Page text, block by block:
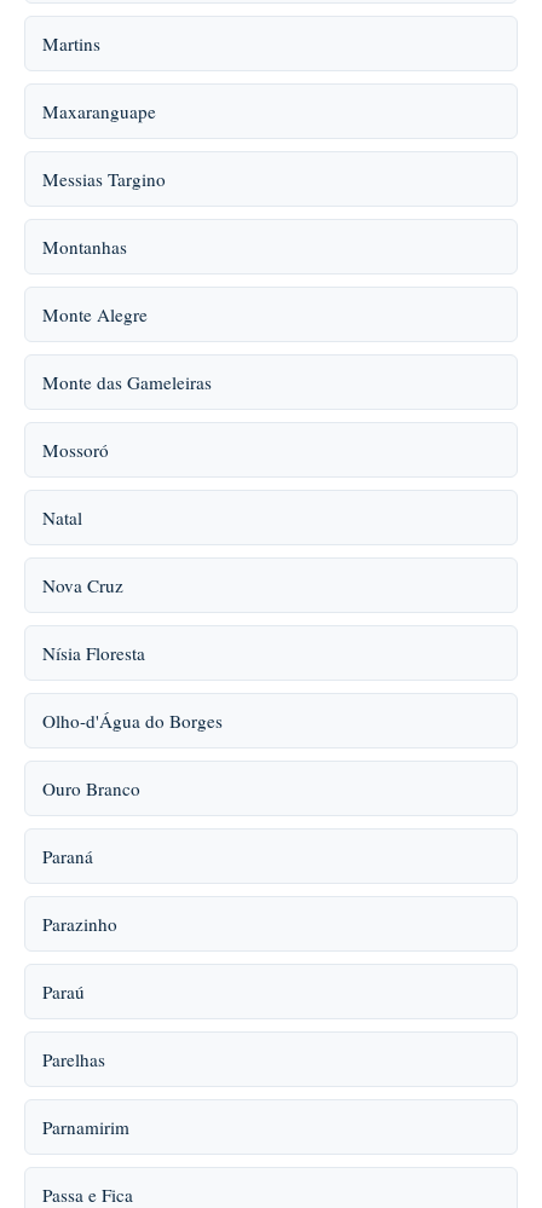
Martins
Maxaranguape
Messias Targino
Montanhas
Monte Alegre
Monte das Gameleiras
Mossoró
Natal
Nova Cruz
Nísia Floresta
Olho-d'Água do Borges
Ouro Branco
Paraná
Parazinho
Paraú
Parelhas
Parnamirim
Passa e Fica